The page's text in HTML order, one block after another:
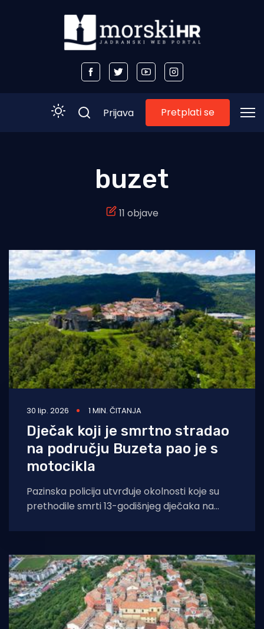
Otoci
Turizam i nautika
Pomorstvo
Ribolov
Ekologija
Tradicija i kultura
Prijava Pretplati se
buzet
11 objave
30 lip. 2026 1 MIN. ČITANJA
Dječak koji je smrtno stradao
na području Buzeta pao je s
motocikla
Pazinska policija utvrđuje okolnosti koje su
prethodile smrti 13-godišnjeg dječaka na
dječak